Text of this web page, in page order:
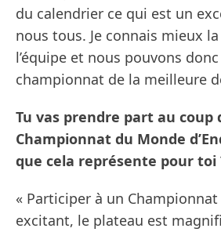
du calendrier ce qui est un
nous tous. Je connais mieux
l’équipe et nous pouvons
championnat de la meilleure
Tu vas prendre part au coup
Championnat du Monde
que cela représente pour toi
« Participer à un
excitant, le plateau est